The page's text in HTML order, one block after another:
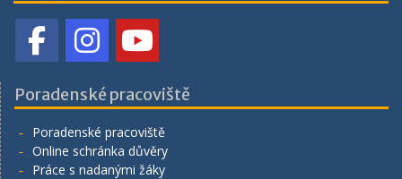
Poradenské pracoviště
Poradenské pracoviště
Online schránka důvěry
Práce s nadanými žáky